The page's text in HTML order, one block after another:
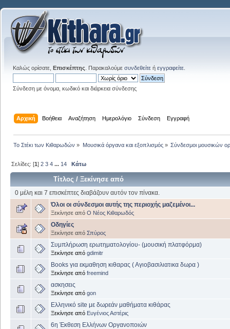
Καλώς ορίσατε, Επισκέπτης . Παρακαλούμε συνδεθείτε ή εγγραφείτε
Σύνδεση με όνομα, κωδικό και διάρκεια σύνδεσης
Αρχική Βοήθεια Αναζήτηση Ημερολόγιο Σύνδεση Εγγραφή
Το Στέκι των Κιθαρωδών » Μουσικά όργανα και εξοπλισμός» Σύνδεσμοι μουσικών
Σελίδες: [1]2 3 4 ... 14 Κάτω
Τίτλος /Ξεκίνησε από
0 μέλη και 7 επισκέπτες διαβάζουν αυτόν τον πίνακα.
Όλοι οι σύνδεσμοι αυτής της περιοχής μαζεμένοι...
Ξεκίνησε από Ο Νέος Κιθαρωδός
Οδηγίες
Ξεκίνησε από Σπύρος
Συμπλήρωση ερωτηματολογίου- (μουσική πλατφόρμα)
Ξεκίνησε από gdimitr
Books για εκμαθηση κιθαρας ( Αγιοβασιλιατικα δωρα )
Ξεκίνησε από freemind
ασκησεις
Ξεκίνησε από gon
Ελληνικό site με δωρεάν μαθήματα κιθάρας
Ξεκίνησε από Ευγένιος Αστέρις
6η Έκθεση Ελλήνων Οργανοποιών